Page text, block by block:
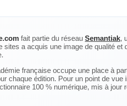
fait partie du réseau Semantiak,
sites a acquis une image de qualité et
française occupe une place à
chaque édition. Pour un point de vue
100 % numérique, mis à jour